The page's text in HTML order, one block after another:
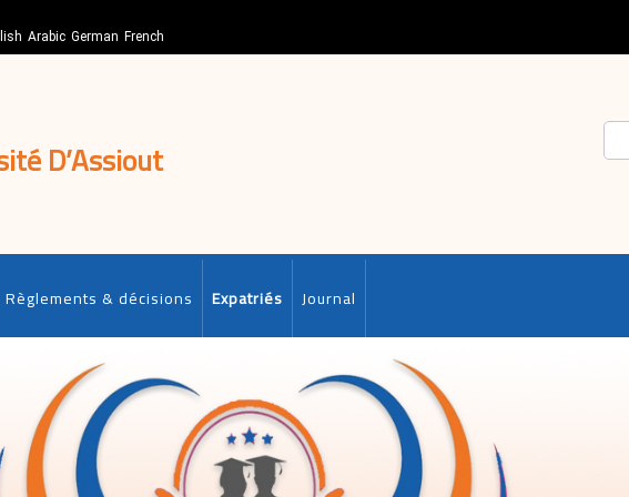
Arabic German French
D’Assiout
Règlements & décisions Expatriés Journal